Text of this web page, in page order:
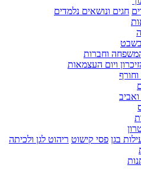
חגים ונושאים נלמדים
וחברות
ויום העצמאות
וחורף
בגן פסי קישוט ריהוט לגן ולכיתה